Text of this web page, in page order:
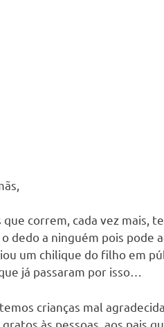
que correm, cada vez mais,
dedo a ninguém pois pode
um chilique do filho em
já passaram por isso…
crianças mal
às pessoas, aos pais